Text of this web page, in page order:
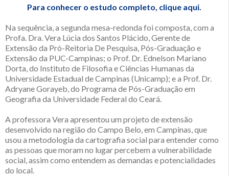
Para conhecer o estudo completo, clique aqui.
Na sequência, a segunda mesa-redonda foi composta, com a
Profa. Dra. Vera Lúcia dos Santos Plácido, Gerente de
Extensão da Pró-Reitoria De Pesquisa, Pós-Graduação e
Extensão da PUC-Campinas; o Prof. Dr. Ednelson Mariano
Dorta, do Instituto de Filosofia e Ciências Humanas da
Universidade Estadual de Campinas (Unicamp); e a Prof. Dr.
Adryane Gorayeb, do Programa de Pós-Graduação em
Geografia da Universidade Federal do Ceará.
A professora Vera apresentou um projeto de extensão
desenvolvido na região do Campo Belo, em Campinas, que
usou a metodologia da cartografia social para entender como
as pessoas que moram no lugar percebem a vulnerabilidade
social, assim como entendem as demandas e potencialidades
do local.